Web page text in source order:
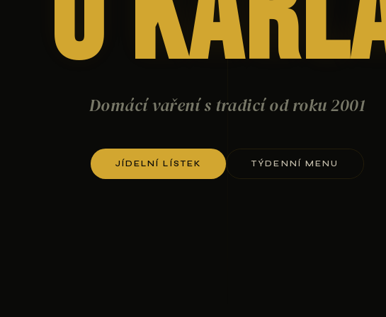
Domácí vaření s tradicí od roku 2001
JÍDELNÍ LÍSTEK TÝDENNÍ MENU